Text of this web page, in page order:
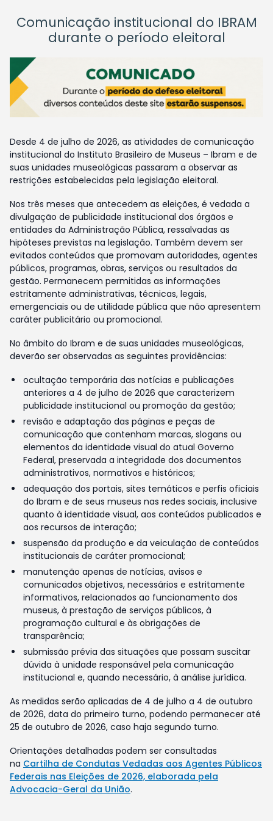
Comunicação institucional do IBRAM
durante o período eleitoral
Desde 4 de julho de 2026, as atividades de comunicação
institucional do Instituto Brasileiro de Museus – Ibram e de
suas unidades museológicas passaram a observar as
restrições estabelecidas pela legislação eleitoral.
Nos três meses que antecedem as eleições, é vedada a
divulgação de publicidade institucional dos órgãos e
entidades da Administração Pública, ressalvadas as
hipóteses previstas na legislação. Também devem ser
evitados conteúdos que promovam autoridades, agentes
públicos, programas, obras, serviços ou resultados da
gestão. Permanecem permitidas as informações
estritamente administrativas, técnicas, legais,
emergenciais ou de utilidade pública que não apresentem
caráter publicitário ou promocional.
No âmbito do Ibram e de suas unidades museológicas,
deverão ser observadas as seguintes providências:
ocultação temporária das notícias e publicações
anteriores a 4 de julho de 2026 que caracterizem
publicidade institucional ou promoção da gestão;
revisão e adaptação das páginas e peças de
comunicação que contenham marcas, slogans ou
elementos da identidade visual do atual Governo
Federal, preservada a integridade dos documentos
administrativos, normativos e históricos;
adequação dos portais, sites temáticos e perfis oficiais
do Ibram e de seus museus nas redes sociais, inclusive
quanto à identidade visual, aos conteúdos publicados e
aos recursos de interação;
suspensão da produção e da veiculação de conteúdos
institucionais de caráter promocional;
manutenção apenas de notícias, avisos e
comunicados objetivos, necessários e estritamente
informativos, relacionados ao funcionamento dos
museus, à prestação de serviços públicos, à
programação cultural e às obrigações de
transparência;
submissão prévia das situações que possam suscitar
dúvida à unidade responsável pela comunicação
institucional e, quando necessário, à análise jurídica.
As medidas serão aplicadas de 4 de julho a 4 de outubro
de 2026, data do primeiro turno, podendo permanecer até
25 de outubro de 2026, caso haja segundo turno.
Orientações detalhadas podem ser consultadas
na Cartilha de Condutas Vedadas aos Agentes Públicos
Federais nas Eleições de 2026, elaborada pela
Advocacia-Geral da União.